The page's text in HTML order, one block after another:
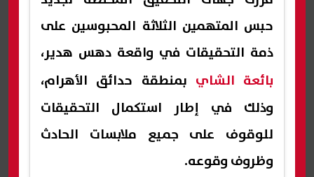
حبس المتهمين الثلاثة المحبوسين على
ذمة التحقيقات في واقعة دهس هدير،
بائعة الشاي بمنطقة حدائق الأهرام،
وذلك في إطار استكمال التحقيقات
للوقوف على جميع ملابسات الحادث
وظروف وقوعه.